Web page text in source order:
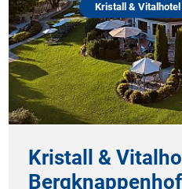
Kristall &
Kristall &
Bergknappenhof